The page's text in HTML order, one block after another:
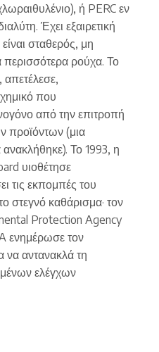
ή PERC εν
Έχει εξαιρετική
σταθερός, μη
περισσότερα ρούχα. Το
που
από την επιτροπή
προϊόντων (μια
Το 1993, η
υιοθέτησε
τις εκπομπές του
στεγνό καθάρισμα· τον
Protection Agency
ενημέρωσε τον
να αντανακλά τη
ελέγχων